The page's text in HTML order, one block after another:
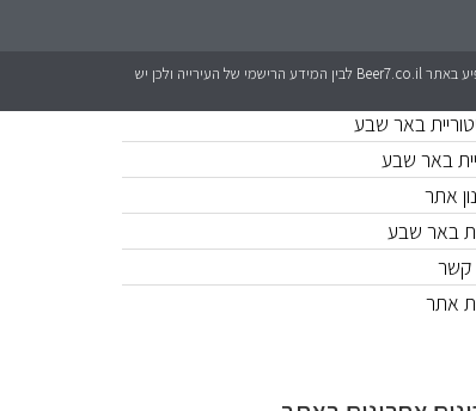
חשובים
באר שבע
באר שבע
אתר
באר שבע
קשר
אתר
כל המידע אשר מופיע באתר Beer7.co.il הוא בגדר המלצה בלבד. לאתר אין קשר לגורמים מטעם עיריית באר שבע או האתרים הרישמים. יכול להיות שישנם שינויים בין המידע שמופיע באתר Beer7.co.il לבין המידע הרישמי של העירייה ולכן יש